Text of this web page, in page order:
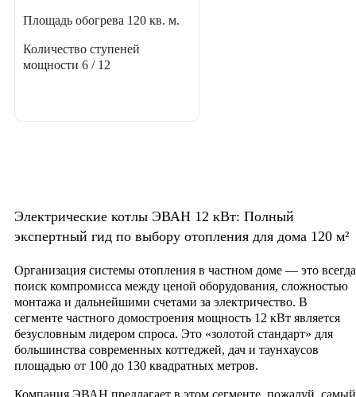
Площадь обогрева 120 кв. м.
Количество ступеней
мощности 6 / 12
Электрические котлы ЭВАН 12 кВт: Полный
экспертный гид по выбору отопления для дома 120 м²
Организация системы отопления в частном доме — это всегда
поиск компромисса между ценой оборудования, сложностью
монтажа и дальнейшими счетами за электричество. В
сегменте частного домостроения мощность 12 кВт является
безусловным лидером спроса. Это «золотой стандарт» для
большинства современных коттеджей, дач и таунхаусов
площадью от 100 до 130 квадратных метров.